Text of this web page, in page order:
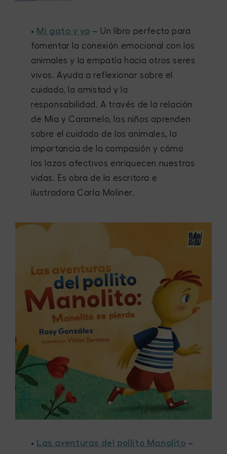
• Mi gato y yo – Un libro perfecto para
fomentar la conexión emocional con los
animales y la empatía hacia otros seres
vivos. Ayuda a reflexionar sobre el
cuidado, la amistad y la
responsabilidad. A través de la relación
de Mia y Caramelo, los niños aprenden
sobre el cuidado de los animales, la
importancia de la compasión y cómo
los lazos afectivos enriquecen nuestras
vidas. Es obra de la escritora e
ilustradora Carla Moliner.
• Las aventuras del pollito Manolito –